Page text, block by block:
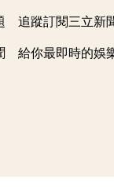
追蹤訂閱三立新
給你最即時的娛